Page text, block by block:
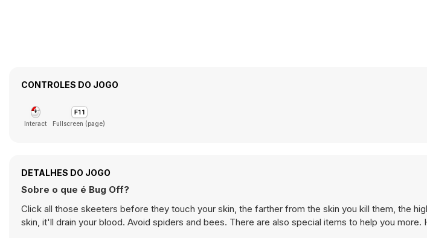
CONTROLES DO JOGO
Interact Fullscreen (page)
DETALHES DO JOGO
Sobre o que é Bug Off?
Click all those skeeters before they touch your skin, the farther from the skin you kill them, the
skin, it'll drain your blood. Avoid spiders and bees. There are also special items to help you more.